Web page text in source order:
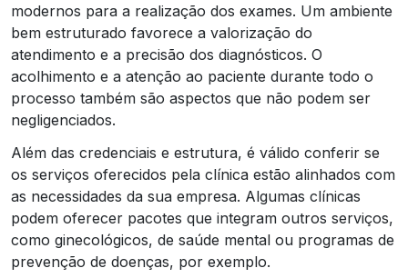
modernos para a realização dos exames. Um ambiente
bem estruturado favorece a valorização do
atendimento e a precisão dos diagnósticos. O
acolhimento e a atenção ao paciente durante todo o
processo também são aspectos que não podem ser
negligenciados.
Além das credenciais e estrutura, é válido conferir se
os serviços oferecidos pela clínica estão alinhados com
as necessidades da sua empresa. Algumas clínicas
podem oferecer pacotes que integram outros serviços,
como ginecológicos, de saúde mental ou programas de
prevenção de doenças, por exemplo.